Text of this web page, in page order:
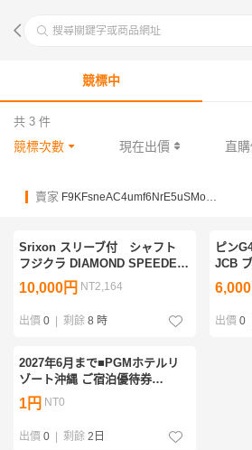
搜尋關鍵字或商品網址
競標中
共 3 件
競標次數 現在出價 直
賣家 F9KFsneAC4umf6NrE5uSMokxyrJb4
Srixon スリーブ付 シャフト
フジクラ DIAMOND SPEEDER
ダイヤモンド スピーダー 3 R ド
ライバー用
10,000円 NT2,164
出價 0 | 剩餘 8 時
ピン
JCB
フト
出價 0
2027年6月まで■PGMホテルリ
ゾート沖縄 ご宿泊優待券
10,000円分 4枚■平和 株主優待
1円 NT0
出價 0 | 剩餘 2日